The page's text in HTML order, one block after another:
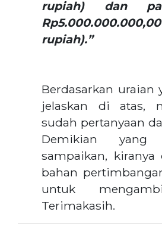
rupiah) dan
rupiah).”
Berdasarkan uraian
jelaskan di atas,
sudah pertanyaan
Demikian yang
sampaikan,
bahan
untuk
Terimakasih.